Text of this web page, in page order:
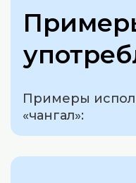
Примеры
«чангал»: